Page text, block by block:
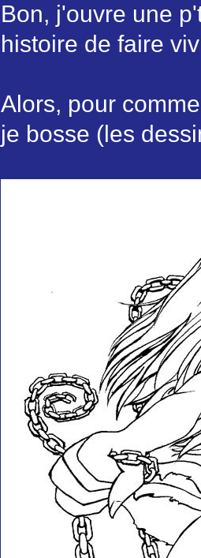
Bon, j'ouvre une
histoire de faire
Alors, pour
je bosse (les